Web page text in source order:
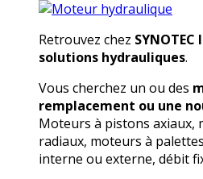
Retrouvez chez SYNOTEC
solutions hydrauliques.
Vous cherchez un ou des
remplacement ou une
Moteurs à pistons axiaux,
radiaux, moteurs à
interne ou externe, débit